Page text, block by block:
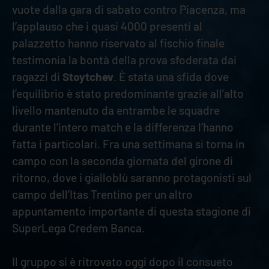
vuote dalla gara di sabato contro Piacenza, ma
l’applauso che i quasi 4000 presenti al
palazzetto hanno riservato al fischio finale
testimonia la bontà della prova sfoderata dai
ragazzi di Stoytchev. È stata una sfida dove
l’equilibrio è stato predominante grazie all’alto
livello mantenuto da entrambe le squadre
durante l’intero match e la differenza l’hanno
fatta i particolari. Fra una settimana si torna in
campo con la seconda giornata del girone di
ritorno, dove i gialloblù saranno protagonisti sul
campo dell’Itas Trentino per un altro
appuntamento importante di questa stagione di
SuperLega Credem Banca.
Il gruppo si è ritrovato oggi dopo il consueto